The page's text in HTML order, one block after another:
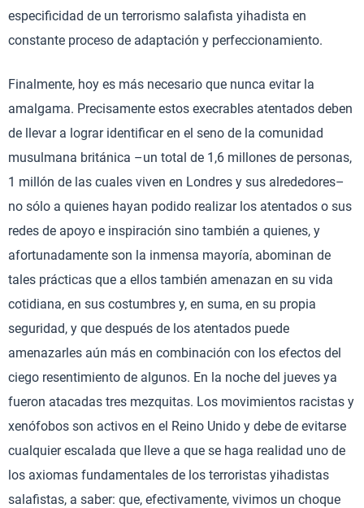
especificidad de un terrorismo salafista yihadista en
constante proceso de adaptación y perfeccionamiento.
Finalmente, hoy es más necesario que nunca evitar la
amalgama. Precisamente estos execrables atentados deben
de llevar a lograr identificar en el seno de la comunidad
musulmana británica –un total de 1,6 millones de personas,
1 millón de las cuales viven en Londres y sus alrededores–
no sólo a quienes hayan podido realizar los atentados o sus
redes de apoyo e inspiración sino también a quienes, y
afortunadamente son la inmensa mayoría, abominan de
tales prácticas que a ellos también amenazan en su vida
cotidiana, en sus costumbres y, en suma, en su propia
seguridad, y que después de los atentados puede
amenazarles aún más en combinación con los efectos del
ciego resentimiento de algunos. En la noche del jueves ya
fueron atacadas tres mezquitas. Los movimientos racistas y
xenófobos son activos en el Reino Unido y debe de evitarse
cualquier escalada que lleve a que se haga realidad uno de
los axiomas fundamentales de los terroristas yihadistas
salafistas, a saber: que, efectivamente, vivimos un choque